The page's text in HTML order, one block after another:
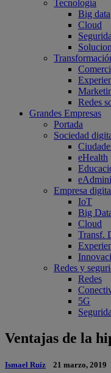
Tecnología
Big data
Cloud
Redes
Grandes Empresas
Portada
Sociedad
eHealth
Empresa
IoT
Big
Cloud
Transf.
Redes y
Redes
5G
Ventajas de la
Ismael Ruíz 21 marzo, 2019